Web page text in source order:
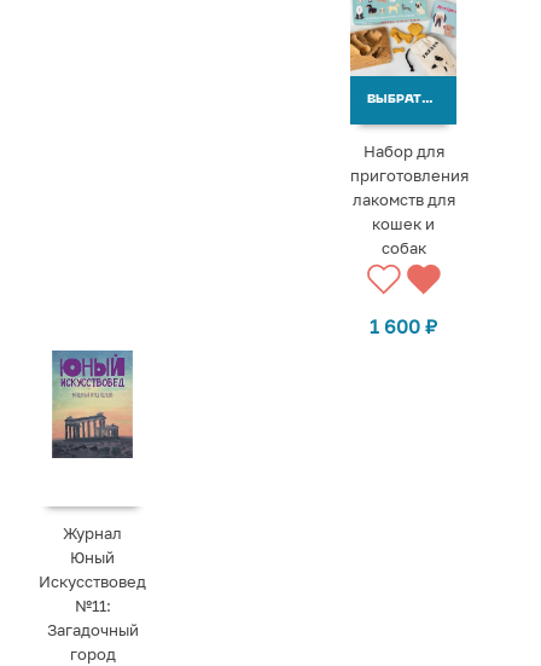
ВЫБРАТЬ ВАРИАНТЫ
Набор для
приготовления
лакомств для
кошек и
собак
1 600₽
Журнал
Юный
Искусствовед
№11:
Загадочный
город